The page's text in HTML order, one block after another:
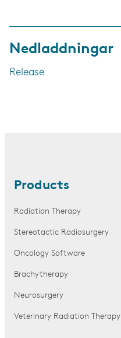
Nedladdningar
Release
Products
Radiation Therapy
Stereotactic Radiosurgery
Oncology Software
Brachytherapy
Neurosurgery
Veterinary Radiation Therapy